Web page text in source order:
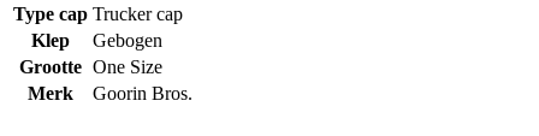
Type cap Trucker cap
Klep
Gebogen
Grootte One Size
Merk
Goorin Bros.